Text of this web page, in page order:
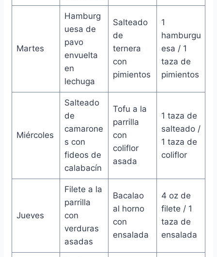
Martes
Hamburg
uesa de
pavo
envuelta
en
lechuga
Salteado
de
ternera
con
pimientos
1
hamburgu
esa / 1
taza de
pimientos
Miércoles
Salteado
de
camarone
s con
fideos de
calabacín
Tofu a la
parrilla
con
coliflor
asada
1 taza de
salteado /
1 taza de
coliflor
Jueves
Filete a la
parrilla
con
verduras
asadas
Bacalao
al horno
con
ensalada
4 oz de
filete / 1
taza de
ensalada